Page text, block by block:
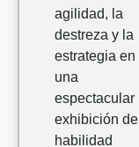
agilidad, la
destreza y la
estrategia en
una
espectacular
exhibición de
habilidad